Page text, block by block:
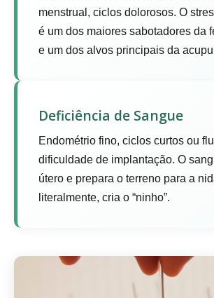
menstrual, ciclos dolorosos. O
é um dos maiores sabotadores da
e um dos alvos principais da
Deficiência de Sangue
Endométrio fino, ciclos curtos ou
dificuldade de implantação. O
útero e prepara o terreno para a
literalmente, cria o “ninho”.